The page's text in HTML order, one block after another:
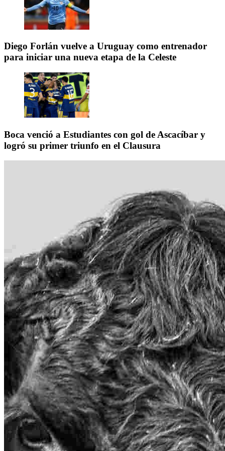
Diego Forlán vuelve a Uruguay como entrenador
para iniciar una nueva etapa de la Celeste
Boca venció a Estudiantes con gol de Ascacíbar y
logró su primer triunfo en el Clausura